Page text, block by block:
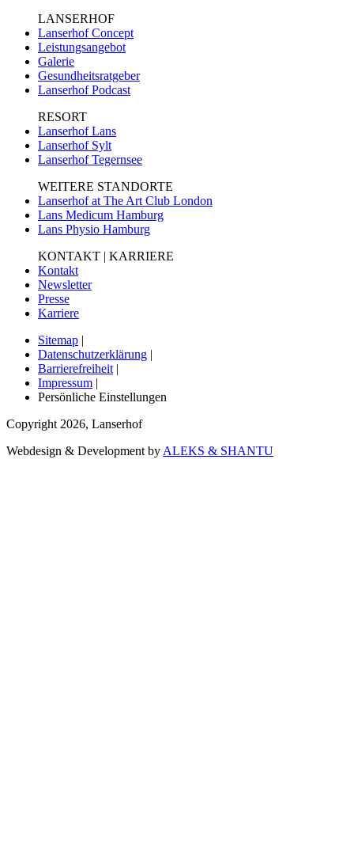
LANSERHOF
Lanserhof Concept
Leistungsangebot
Galerie
Gesundheitsratgeber
Lanserhof Podcast
RESORT
Lanserhof Lans
Lanserhof Sylt
Lanserhof Tegernsee
WEITERE STANDORTE
Lanserhof at The Art Club London
Lans Medicum Hamburg
Lans Physio Hamburg
KONTAKT | KARRIERE
Kontakt
Newsletter
Presse
Karriere
Sitemap |
Datenschutzerklärung |
Barrierefreiheit |
Impressum |
Persönliche Einstellungen
Copyright 2026, Lanserhof
Webdesign & Development by ALEKS & SHANTU